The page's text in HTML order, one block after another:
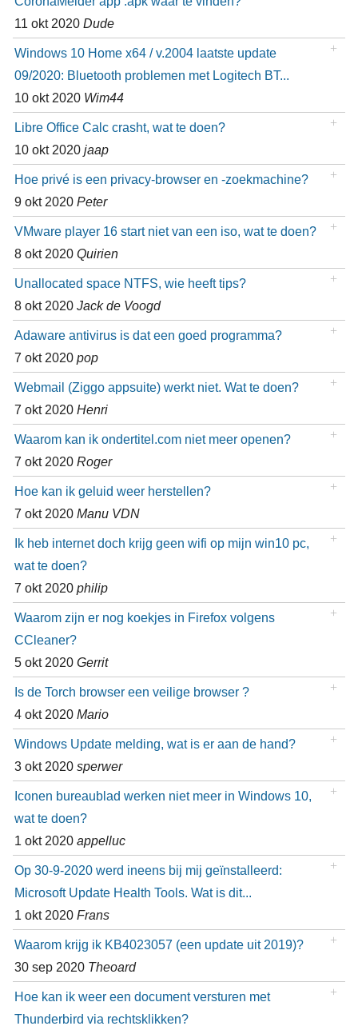
11 okt 2020 Dude
Windows 10 Home x64 / v.2004 laatste update
09/2020: Bluetooth problemen met Logitech BT...
10 okt 2020 Wim44
Libre Office Calc crasht, wat te doen?
10 okt 2020 jaap
Hoe privé is een privacy-browser en -zoekmachine?
9 okt 2020 Peter
VMware player 16 start niet van een iso, wat te doen?
8 okt 2020 Quirien
Unallocated space NTFS, wie heeft tips?
8 okt 2020 Jack de Voogd
Adaware antivirus is dat een goed programma?
7 okt 2020 pop
Webmail (Ziggo appsuite) werkt niet. Wat te doen?
7 okt 2020 Henri
Waarom kan ik ondertitel.com niet meer openen?
7 okt 2020 Roger
Hoe kan ik geluid weer herstellen?
7 okt 2020 Manu VDN
Ik heb internet doch krijg geen wifi op mijn win10 pc,
wat te doen?
7 okt 2020 philip
Waarom zijn er nog koekjes in Firefox volgens
CCleaner?
5 okt 2020 Gerrit
Is de Torch browser een veilige browser ?
4 okt 2020 Mario
Windows Update melding, wat is er aan de hand?
3 okt 2020 sperwer
Iconen bureaublad werken niet meer in Windows 10,
wat te doen?
1 okt 2020 appelluc
Op 30-9-2020 werd ineens bij mij geïnstalleerd:
Microsoft Update Health Tools. Wat is dit...
1 okt 2020 Frans
Waarom krijg ik KB4023057 (een update uit 2019)?
30 sep 2020 Theoard
Hoe kan ik weer een document versturen met
Thunderbird via rechtsklikken?